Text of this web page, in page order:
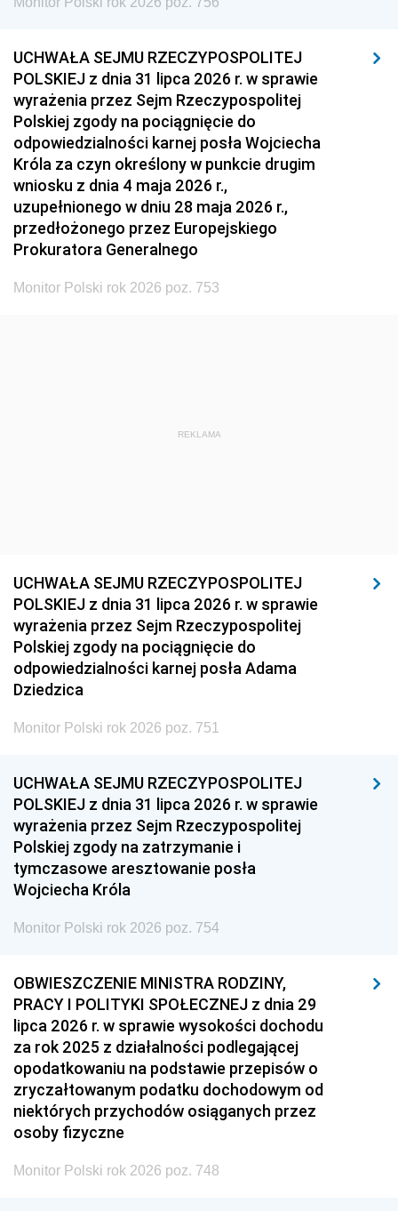
UCHWAŁA SEJMU RZECZYPOSPOLITEJ
POLSKIEJ z dnia 31 lipca 2026 r. w sprawie
wyrażenia przez Sejm Rzeczypospolitej
Polskiej zgody na pociągnięcie do
odpowiedzialności karnej posła Wojciecha
Króla za czyn określony w punkcie drugim
wniosku z dnia 4 maja 2026 r.,
uzupełnionego w dniu 28 maja 2026 r.,
przedłożonego przez Europejskiego
Prokuratora Generalnego
Monitor Polski rok 2026 poz. 753
REKLAMA
UCHWAŁA SEJMU RZECZYPOSPOLITEJ
POLSKIEJ z dnia 31 lipca 2026 r. w sprawie
wyrażenia przez Sejm Rzeczypospolitej
Polskiej zgody na pociągnięcie do
odpowiedzialności karnej posła Adama
Dziedzica
Monitor Polski rok 2026 poz. 751
UCHWAŁA SEJMU RZECZYPOSPOLITEJ
POLSKIEJ z dnia 31 lipca 2026 r. w sprawie
wyrażenia przez Sejm Rzeczypospolitej
Polskiej zgody na zatrzymanie i
tymczasowe aresztowanie posła
Wojciecha Króla
Monitor Polski rok 2026 poz. 754
OBWIESZCZENIE MINISTRA RODZINY,
PRACY I POLITYKI SPOŁECZNEJ z dnia 29
lipca 2026 r. w sprawie wysokości dochodu
za rok 2025 z działalności podlegającej
opodatkowaniu na podstawie przepisów o
zryczałtowanym podatku dochodowym od
niektórych przychodów osiąganych przez
osoby fizyczne
Monitor Polski rok 2026 poz. 748